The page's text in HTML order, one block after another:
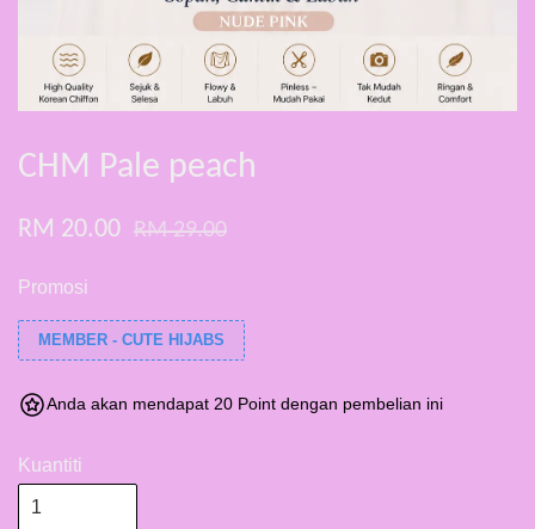
CHM Pale peach
RM 20.00 RM 29.00
Promosi
MEMBER - CUTE HIJABS
Anda akan mendapat 20 Point dengan pembelian ini
Kuantiti